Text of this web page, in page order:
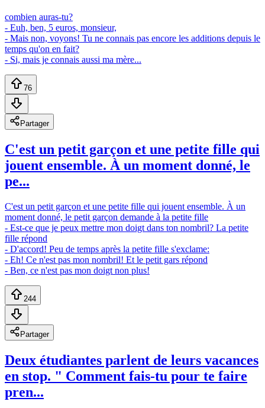
combien auras-tu?
- Euh, ben, 5 euros, monsieur,
- Mais non, voyons! Tu ne connais pas encore les additions depuis le
temps qu'on en fait?
- Si, mais je connais aussi ma mère...
76
Partager
C'est un petit garçon et une petite fille qui
jouent ensemble. À un moment donné, le
pe...
C'est un petit garçon et une petite fille qui jouent ensemble. À un
moment donné, le petit garçon demande à la petite fille
- Est-ce que je peux mettre mon doigt dans ton nombril? La petite
fille répond
- D'accord! Peu de temps après la petite fille s'exclame:
- Eh! Ce n'est pas mon nombril! Et le petit gars répond
- Ben, ce n'est pas mon doigt non plus!
244
Partager
Deux étudiantes parlent de leurs vacances
en stop. " Comment fais-tu pour te faire
pren...